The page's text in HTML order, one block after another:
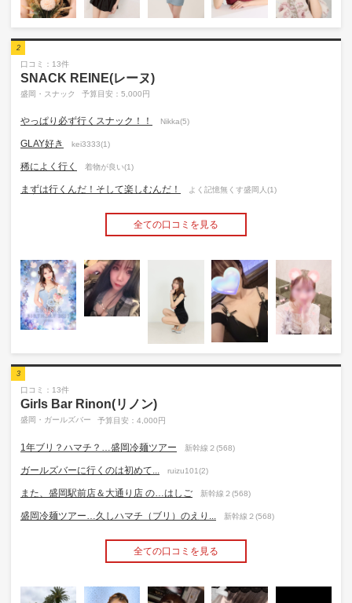
2
口コミ：13件
SNACK REINE(レーヌ)
盛岡・スナック 予算目安：5,000円
やっぱり必ず行くスナック！！ Nikka(5)
GLAY好き kei3333(1)
稀によく行く 着物が良い(1)
まずは行くんだ！そして楽しむんだ！ よく記憶無くす盛岡人(1)
全ての口コミを見る
3
口コミ：13件
Girls Bar Rinon(リノン)
盛岡・ガールズバー 予算目安：4,000円
1年ブリ？ハマチ？…盛岡冷麺ツアー 新幹線２(568)
ガールズバーに行くのは初めて... ruizu101(2)
また、盛岡駅前店＆大通り店 の…はしご 新幹線２(568)
盛岡冷麺ツアー…久しハマチ（ブリ）のえり... 新幹線２(568)
全ての口コミを見る